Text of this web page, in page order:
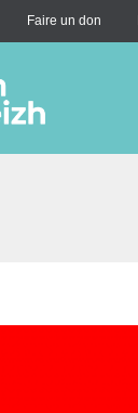
Faire un don